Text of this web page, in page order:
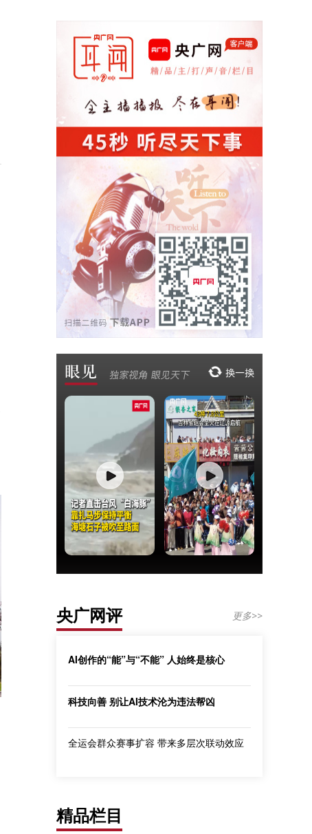
央广网评 更多>>
AI创作的“能”与“不能” 人始终是核心
科技向善 别让AI技术沦为违法帮凶
全运会群众赛事扩容 带来多层次联动效应
精品栏目